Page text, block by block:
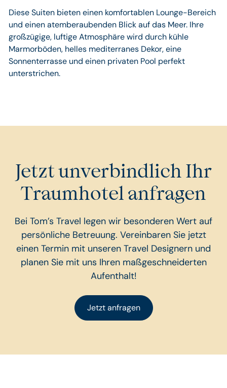
Diese Suiten bieten einen komfortablen Lounge-Bereich
und einen atemberaubenden Blick auf das Meer. Ihre
großzügige, luftige Atmosphäre wird durch kühle
Marmorböden, helles mediterranes Dekor, eine
Sonnenterrasse und einen privaten Pool perfekt
unterstrichen.
Jetzt unverbindlich Ihr
Traumhotel anfragen
Bei Tom’s Travel legen wir besonderen Wert auf
persönliche Betreuung. Vereinbaren Sie jetzt
einen Termin mit unseren Travel Designern und
planen Sie mit uns Ihren maßgeschneiderten
Aufenthalt!
Jetzt anfragen